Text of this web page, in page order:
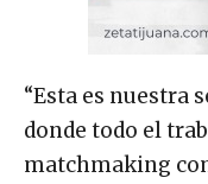
“Esta es nuestra
donde todo el
matchmaking